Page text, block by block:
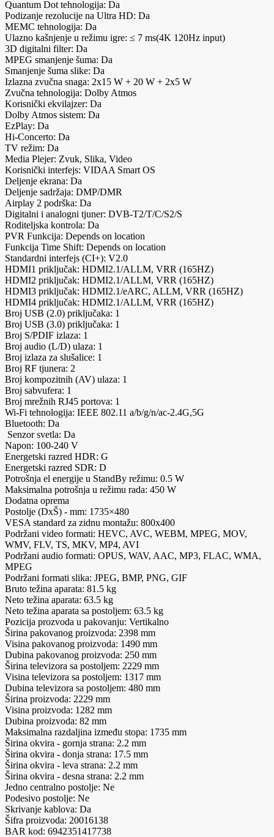
Quantum Dot tehnologija: Da
Podizanje rezolucije na Ultra HD: Da
MEMC tehnologija: Da
Ulazno kašnjenje u režimu igre: ≤ 7 ms(4K 120Hz input)
3D digitalni filter: Da
MPEG smanjenje šuma: Da
Smanjenje šuma slike: Da
Izlazna zvučna snaga: 2x15 W + 20 W + 2x5 W
Zvučna tehnologija: Dolby Atmos
Korisnički ekvilajzer: Da
Dolby Atmos sistem: Da
EzPlay: Da
Hi-Concerto: Da
TV režim: Da
Media Plejer: Zvuk, Slika, Video
Korisnički interfejs: VIDAA Smart OS
Deljenje ekrana: Da
Deljenje sadržaja: DMP/DMR
Airplay 2 podrška: Da
Digitalni i analogni tjuner: DVB-T2/T/C/S2/S
Roditeljska kontrola: Da
PVR Funkcija: Depends on location
Funkcija Time Shift: Depends on location
Standardni interfejs (CI+): V2.0
HDMI1 priključak: HDMI2.1/ALLM, VRR (165HZ)
HDMI2 priključak: HDMI2.1/ALLM, VRR (165HZ)
HDMI3 priključak: HDMI2.1/eARC, ALLM, VRR (165HZ)
HDMI4 priključak: HDMI2.1/ALLM, VRR (165HZ)
Broj USB (2.0) priključaka: 1
Broj USB (3.0) priključaka: 1
Broj S/PDIF izlaza: 1
Broj audio (L/D) ulaza: 1
Broj izlaza za slušalice: 1
Broj RF tjunera: 2
Broj kompozitnih (AV) ulaza: 1
Broj sabvufera: 1
Broj mrežnih RJ45 portova: 1
Wi-Fi tehnologija: IEEE 802.11 a/b/g/n/ac-2.4G,5G
Bluetooth: Da
Senzor svetla: Da
Napon: 100-240 V
Energetski razred HDR: G
Energetski razred SDR: D
Potrošnja el energije u StandBy režimu: 0.5 W
Maksimalna potrošnja u režimu rada: 450 W
Dodatna oprema
Postolje (DxŠ) - mm: 1735×480
VESA standard za zidnu montažu: 800x400
Podržani video formati: HEVC, AVC, WEBM, MPEG, MOV,
WMV, FLV, TS, MKV, MP4, AVI
Podržani audio formati: OPUS, WAV, AAC, MP3, FLAC, WMA,
MPEG
Podržani formati slika: JPEG, BMP, PNG, GIF
Bruto težina aparata: 81.5 kg
Neto težina aparata: 63.5 kg
Neto težina aparata sa postoljem: 63.5 kg
Pozicija prozvoda u pakovanju: Vertikalno
Širina pakovanog proizvoda: 2398 mm
Visina pakovanog proizvoda: 1490 mm
Dubina pakovanog proizvoda: 250 mm
Širina televizora sa postoljem: 2229 mm
Visina televizora sa postoljem: 1317 mm
Dubina televizora sa postoljem: 480 mm
Širina proizvoda: 2229 mm
Visina proizvoda: 1282 mm
Dubina proizvoda: 82 mm
Maksimalna razdaljina između stopa: 1735 mm
Širina okvira - gornja strana: 2.2 mm
Širina okvira - donja strana: 17.5 mm
Širina okvira - leva strana: 2.2 mm
Širina okvira - desna strana: 2.2 mm
Jedno centralno postolje: Ne
Podesivo postolje: Ne
Skrivanje kablova: Da
Šifra proizvoda: 20016138
BAR kod: 6942351417738